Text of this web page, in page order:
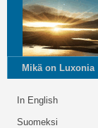
Mikä on Luxonia
In English
Suomeksi